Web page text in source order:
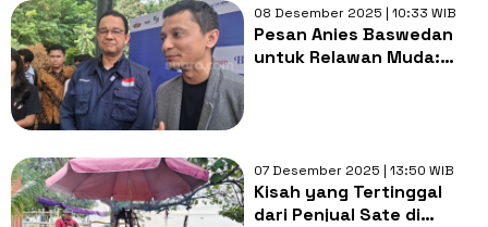
08 Desember 2025 | 10:33 WIB
Pesan Anies Baswedan
untuk Relawan Muda:
07 Desember 2025 | 13:50 WIB
Kisah yang Tertinggal
dari Penjual Sate di